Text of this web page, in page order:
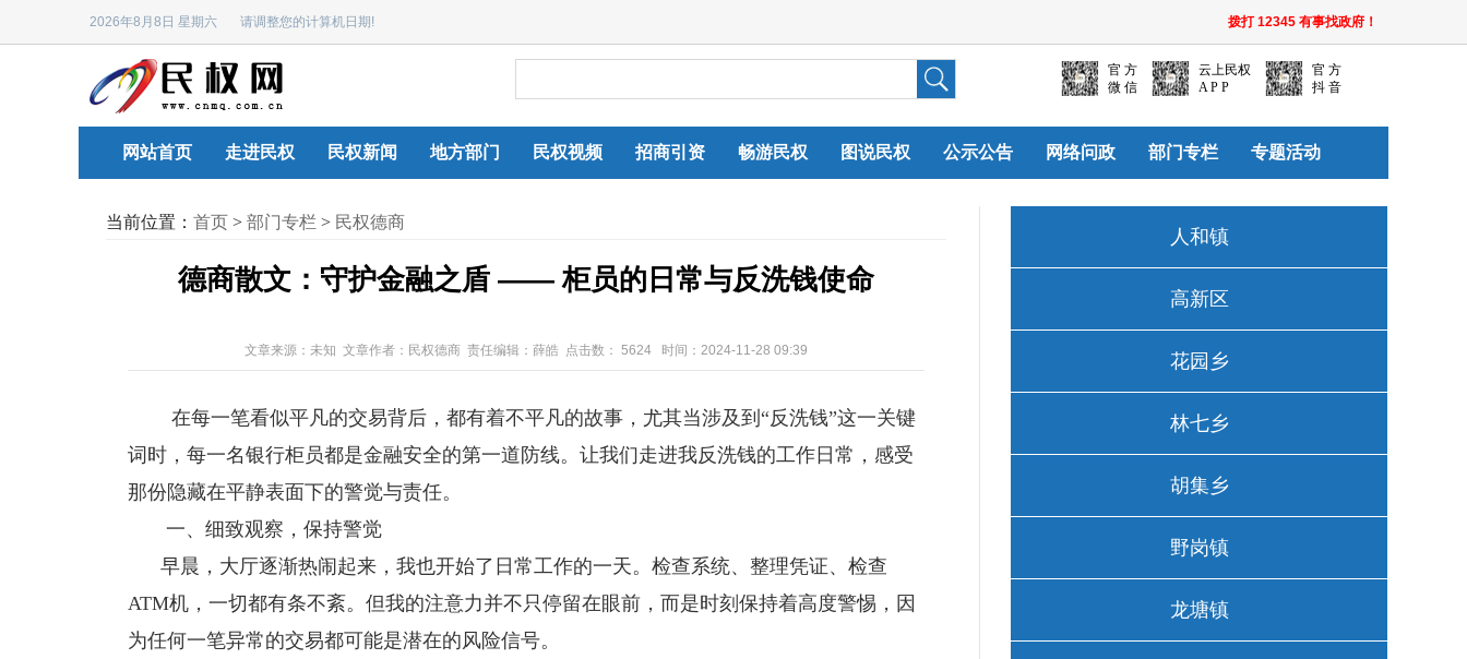
2026年8月8日 星期六 请调整您的计算机日期! 拨打 12345 有事找政府！
官 方
微 信
云上民权
A P P
官 方
抖 音
网站首页 走进民权 民权新闻 地方部门 民权视频 招商引资 畅游民权 图说民权 公示公告 网络问政 部门专栏 专题活动
当前位置： 首页 > 部门专栏 > 民权德商
德商散文：守护金融之盾 —— 柜员的日常与反洗钱使命
文章来源：未知 文章作者：民权德商 责任编辑：薛皓 点击数： 5624 时间：2024-11-28 09:39
在每一笔看似平凡的交易背后，都有着不平凡的故事，尤其当涉及到“反洗钱”这一关键
词时，每一名银行柜员都是金融安全的第一道防线。让我们走进我反洗钱的工作日常，感受
那份隐藏在平静表面下的警觉与责任。
一、细致观察，保持警觉
早晨，大厅逐渐热闹起来，我也开始了日常工作的一天。检查系统、整理凭证、检查
ATM机，一切都有条不紊。但我的注意力并不只停留在眼前，而是时刻保持着高度警惕，因
为任何一笔异常的交易都可能是潜在的风险信号。
人和镇
高新区
花园乡
林七乡
胡集乡
野岗镇
龙塘镇